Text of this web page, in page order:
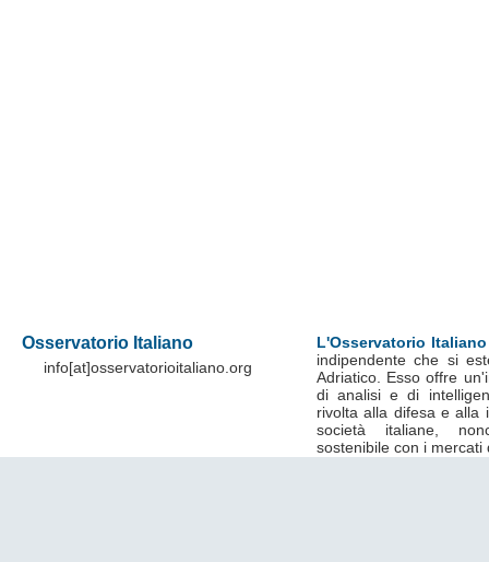
Osservatorio Italiano
info[at]osservatorioitaliano.org
L'Osservatorio Italiano
indipendente che si
Adriatico. Esso offre
di analisi e di
rivolta alla difesa e alla
società italiane,
sostenibile con i mercati